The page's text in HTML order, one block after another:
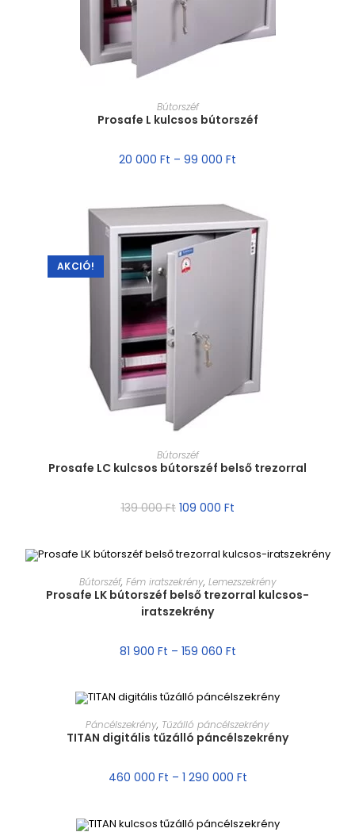
MÉRET VÁLASZTÁSA
Bútorszéf
Prosafe L kulcsos bútorszéf
20 000 Ft – 99 000 Ft
AKCIÓ!
MÉRET VÁLASZTÁSA
Bútorszéf
Prosafe LC kulcsos bútorszéf belső trezorral
139 000Ft 109 000 Ft
MÉRET VÁLASZTÁSA
Bútorszéf, Fém iratszekrény, Lemezszekrény
Prosafe LK bútorszéf belső trezorral kulcsos-
iratszekrény
81 900 Ft – 159 060 Ft
MÉRET VÁLASZTÁSA
Páncélszekrény, Tűzálló páncélszekrény
TITAN digitális tűzálló páncélszekrény
460 000 Ft – 1 290 000 Ft